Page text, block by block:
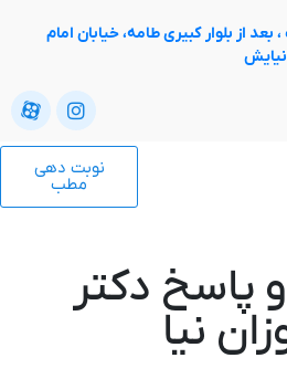
بلوار کبیری طامه، خیابان امام
نوبت دهی
دکتر
نیا